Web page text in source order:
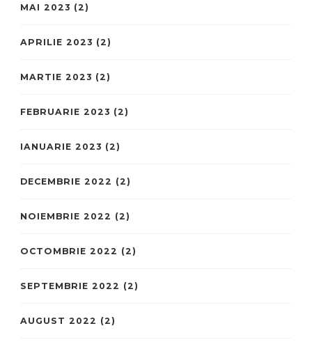
MAI 2023 (2)
APRILIE 2023 (2)
MARTIE 2023 (2)
FEBRUARIE 2023 (2)
IANUARIE 2023 (2)
DECEMBRIE 2022 (2)
NOIEMBRIE 2022 (2)
OCTOMBRIE 2022 (2)
SEPTEMBRIE 2022 (2)
AUGUST 2022 (2)